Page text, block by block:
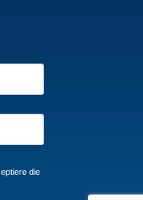
die